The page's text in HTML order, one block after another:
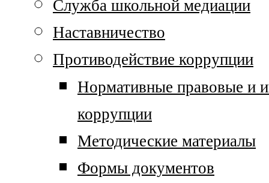
Служба школьной медиации
Наставничество
Противодействие коррупции
Нормативные правовые и
коррупции
Методические материалы
Формы документов